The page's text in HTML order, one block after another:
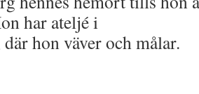
har ateljé i
hon väver och målar.